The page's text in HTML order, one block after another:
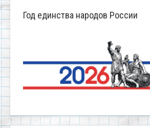
Год единства народов России